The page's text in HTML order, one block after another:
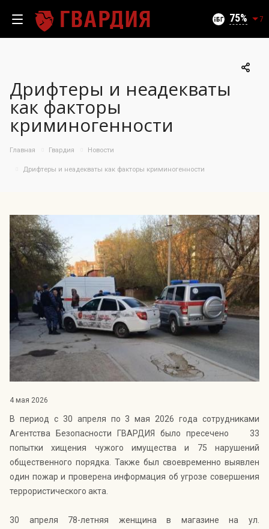
75 7
11.07 26.07
50
55
60
75
80
85
90
95
100
06.08
Индекс Безопасности ГВАРДИИ –
открытый проект Агентства Безопасности ГВАРДИЯ для
оценки уровня защищённости жителей города от
криминальных угроз.Подробнее >>
Дрифтеры и неадекваты
как факторы
криминогенности
Главная Гвардия Новости
Дрифтеры и неадекваты как факторы криминогенности
4 мая 2026
В период с 30 апреля по 3 мая 2026 года сотрудниками
Агентства Безопасности ГВАРДИЯ было пресечено 33
попытки хищения чужого имущества и 75 нарушений
общественного порядка. Также был своевременно выявлен
один пожар и проверена информация об угрозе совершения
террористического акта.
30 апреля 78-летняя женщина в магазине на ул.